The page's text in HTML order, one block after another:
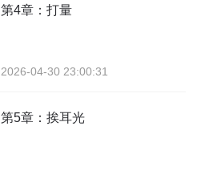
第4章：打量
2026-04-30 23:00:31
第5章：挨耳光